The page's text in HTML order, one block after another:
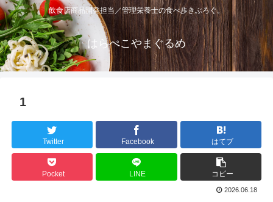
飲食店商品開発担当／管理栄養士の食べ歩きぶろぐ。
はらぺこやまぐるめ
1
Twitter Facebook はてブ
Pocket LINE コピー
2026.06.18